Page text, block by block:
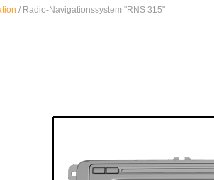
/ Radio-Navigationssystem "RNS 315"